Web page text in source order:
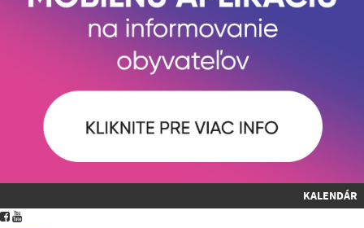
KALENDÁR